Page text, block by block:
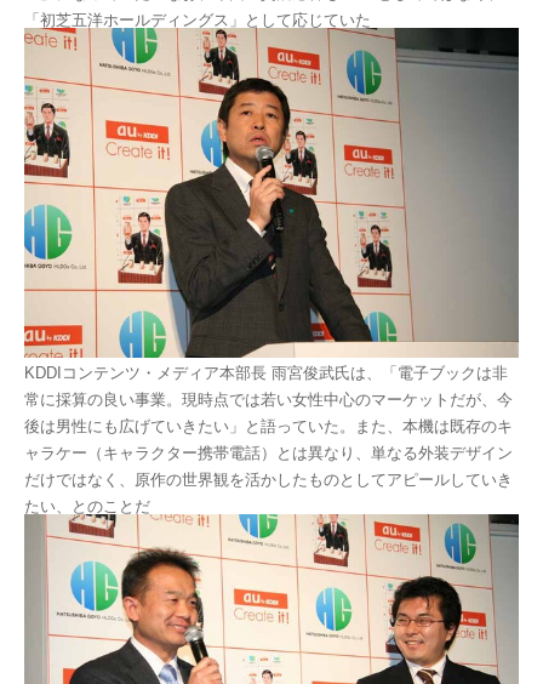
「初芝五洋ホールディングス」として応じていた
KDDIコンテンツ・メディア本部長 雨宮俊武氏は、「電子ブックは非
常に採算の良い事業。現時点では若い女性中心のマーケットだが、今
後は男性にも広げていきたい」と語っていた。また、本機は既存のキ
ャラケー（キャラクター携帯電話）とは異なり、単なる外装デザイン
だけではなく、原作の世界観を活かしたものとしてアピールしていき
たい、とのことだ